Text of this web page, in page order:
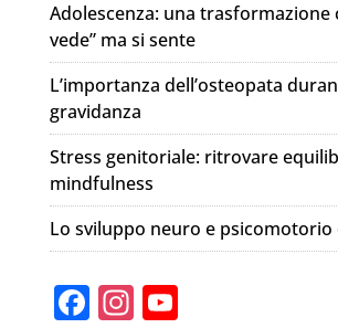
Adolescenza: una trasformazione
vede” ma si sente
L’importanza dell’osteopata
gravidanza
Stress genitoriale: ritrovare
mindfulness
Lo sviluppo neuro e psicomotorio
F In Y